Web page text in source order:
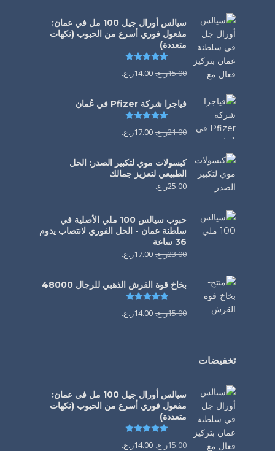
سيالس أورال جيل 100 مل في عمان:
مفعول فوري أسرع من الحبوب (نكهات
متعددة)
15.00ر.ع. 14.00ر.ع.
فياجرا شركة Pfizer في عُمان
21.00ر.ع. 17.00ر.ع.
كبسولات موي لتكبير الصدر: الحل
الطبيعي لتعزيز جمالك
25.00ر.ع.
حبوب سيالس 100 ملي الأصلية في
سلطنة عمان - الحل الفوري لانتصاب يدوم
36 ساعة
23.00ر.ع. 17.00ر.ع.
بخاخ قوة القرش الذهبي للرجال 48000
تم التقييم
15.00ر.ع. 14.00ر.ع.
تخفيضات
سيالس أورال جيل 100 مل في عمان:
مفعول فوري أسرع من الحبوب (نكهات
متعددة)
15.00ر.ع. 14.00ر.ع.